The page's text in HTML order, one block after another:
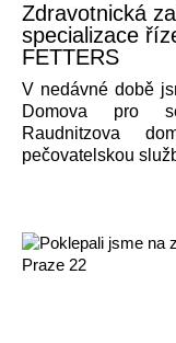
Zdravotnická
specializace
FETTERS
V nedávné době
Domova pro
Raudnitzova
pečovatelskou